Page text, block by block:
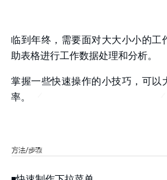
临到年终，需要面对大大小小的工
助表格进行工作数据处理和分析。
掌握一些快速操作的小技巧，可以
率。